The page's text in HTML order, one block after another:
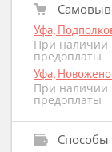
Уфа,
При наличии
предоплаты
Уфа,
При наличии
предоплаты
Способы